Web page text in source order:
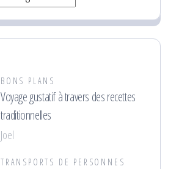
BONS PLANS
Voyage gustatif à travers des recettes
traditionnelles
Joel
TRANSPORTS DE PERSONNES